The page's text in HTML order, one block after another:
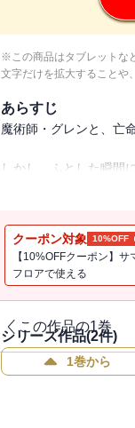
※この商品はタブレットな
文字だけを拡大することや
あらすじ
魔術師・グレンと、亡
しかし、ふとした瞬間
恩返しに励むうちに、
だがその矢先、二人を
穏やかな日々は、残
【※この作品は話売り
付き】」の電子単行本
■【収録内容】
「花嫁の座を奪われた
クーポン対象 10%OFF
【10%OFFクーポン】
フロアで使える
この作品の1巻
シリーズ作品(2件)
1巻から